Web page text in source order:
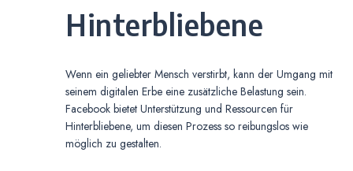
Hinterbliebene
Wenn ein geliebter Mensch verstirbt, kann der Umgang mit
seinem digitalen Erbe eine zusätzliche Belastung sein.
Facebook bietet Unterstützung und Ressourcen für
Hinterbliebene, um diesen Prozess so reibungslos wie
möglich zu gestalten.